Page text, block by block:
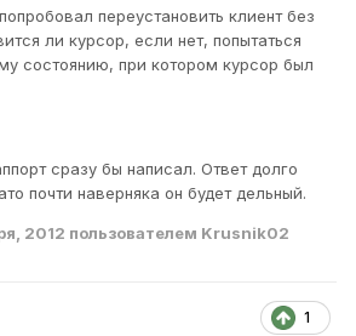
переустановить клиент без
ли курсор, если нет, попытаться
состоянию, при котором курсор был
сразу бы написал. Ответ долго
почти наверняка он будет дельный.
2012 пользователем Krusnik02
1